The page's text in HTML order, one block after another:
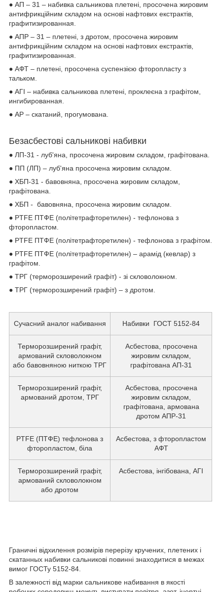
● АП – 31 – набивка сальникова плетені, просочена жировим
антифрикційним складом на основі нафтових екстрактів,
графитизированная.
● АПР – 31 – плетені, з дротом, просочена жировим
антифрикційним складом на основі нафтових екстрактів,
графитизированная.
● АФТ – плетені, просочена суспензією фторопласту з
тальком.
● АГІ – набивка сальникова плетені, проклеєна з графітом,
ингибированная.
● АР – скатаний, прогумована.
Безасбестові сальникові набивки
● ЛП-31 - луб'яна, просочена жировим складом, графітована.
● ПП (ЛП) – луб'яна просочена жировим складом.
● ХБП-31 - бавовняна, просочена жировим складом,
графітована.
● ХБП - бавовняна, просочена жировим складом.
● PTFE ПТФЕ (політетрафторетилен) - тефлонова з
фторопластом.
● PTFE ПТФЕ (політетрафторетилен) - тефлонова з графітом.
● PTFE ПТФЕ (політетрафторетилен) – арамід (кевлар) з
графітом.
● ТРГ (терморозширений графіт) - зі скловолокном.
● ТРГ (терморозширений графіт) – з дротом.
Сучасний аналог набивання Набивки ГОСТ 5152-84
Терморозширений графіт,
армований скловолокном
або бавовняною ниткою ТРГ
Асбестова, просочена
жировим складом,
графітована АП-31
Терморозширений графіт,
армований дротом, ТРГ
Асбестова, просочена
жировим складом,
графітована, армована
дротом АПР-31
PTFE (ПТФЕ) тефлонова з
фторопластом, біла
Асбестова, з фторопластом
АФТ
Терморозширений графіт,
армований скловолокном
або дротом
Асбестова, інгібована, АГІ
Граничні відхилення розмірів перерізу кручених, плетених і
скатанных набивки сальникові повинні знаходитися в межах
вимог ГОСТу 5152-84.
В залежності від марки сальникове набивання в якості